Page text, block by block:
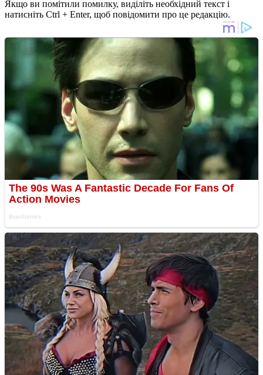
Якщо ви помітили помилку, виділіть необхідний текст і
натисніть Ctrl + Enter, щоб повідомити про це редакцію.